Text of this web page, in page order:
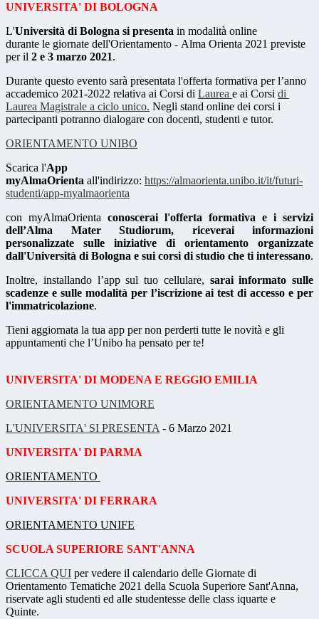
UNIVERSITA' DI BOLOGNA
L'Università di Bologna si presenta in modalità online
durante le giornate dell'Orientamento - Alma Orienta 2021 previste
per il 2 e 3 marzo 2021.
Durante questo evento sarà presentata l'offerta formativa per l’anno
accademico 2021-2022 relativa ai Corsi di Laurea e ai Corsi di
Laurea Magistrale a ciclo unico. Negli stand online dei corsi i
partecipanti potranno dialogare con docenti, studenti e tutor.
ORIENTAMENTO UNIBO
Scarica l'App
myAlmaOrienta all'indirizzo: https://almaorienta.unibo.it/it/futuri-
studenti/app-myalmaorienta
con myAlmaOrienta conoscerai l'offerta formativa e i servizi
dell’Alma Mater Studiorum, riceverai informazioni
personalizzate sulle iniziative di orientamento organizzate
dall'Università di Bologna e sui corsi di studio che ti interessano.
Inoltre, installando l’app sul tuo cellulare, sarai informato sulle
scadenze e sulle modalità per l’iscrizione ai test di accesso e per
l'immatricolazione.
Tieni aggiornata la tua app per non perderti tutte le novità e gli
appuntamenti che l’Unibo ha pensato per te!
UNIVERSITA' DI MODENA E REGGIO EMILIA
ORIENTAMENTO UNIMORE
L'UNIVERSITA' SI PRESENTA - 6 Marzo 2021
UNIVERSITA' DI PARMA
ORIENTAMENTO
UNIVERSITA' DI FERRARA
ORIENTAMENTO UNIFE
SCUOLA SUPERIORE SANT'ANNA
CLICCA QUI per vedere il calendario delle Giornate di
Orientamento Tematiche 2021 della Scuola Superiore Sant'Anna,
riservate agli studenti ed alle studentesse delle class iquarte e
Quinte.